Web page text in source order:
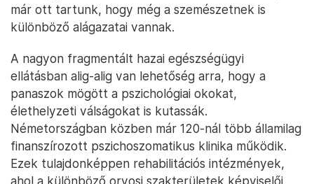
már ott tartunk, hogy még a szemészetnek is
különböző alágazatai vannak.
A nagyon fragmentált hazai egészségügyi
ellátásban alig-alig van lehetőség arra, hogy a
panaszok mögött a pszichológiai okokat,
élethelyzeti válságokat is kutassák.
Németországban közben már 120-nál több államilag
finanszírozott pszichoszomatikus klinika működik.
Ezek tulajdonképpen rehabilitációs intézmények,
ahol a különböző orvosi szakterületek képviselői